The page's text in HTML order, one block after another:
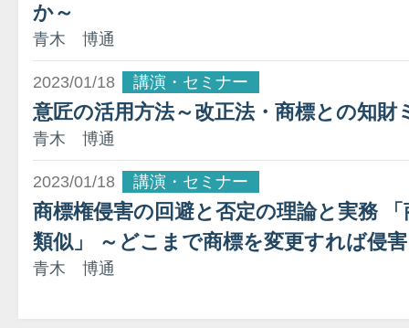
か～
青木 博通
2023/01/18 講演・セミナー
意匠の活用方法～改正法・商標との知財
青木 博通
2023/01/18 講演・セミナー
商標権侵害の回避と否定の理論と実務
類似」 ～どこまで商標を変更すれば侵
青木 博通